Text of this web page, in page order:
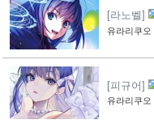
[라노벨]
유라리쿠오
[피규어]
스 신작
유라리쿠오